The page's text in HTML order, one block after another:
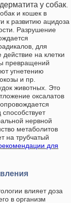
у собак
и кошек в
к развитию ацидоза
Разрушение
для
действие на клетки
превращений
угнетению
и пр.
животных. Это
оксалатов
нервной
метаболитов
на трубчатый
для
влияет доза
в организм